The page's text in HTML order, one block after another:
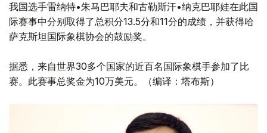
我国选手雷纳特•朱马巴耶夫和古勒斯汗•纳克巴耶娃在此国
际赛事中分别取得了总积分13.5分和11分的成绩，并获得哈
萨克斯坦国际象棋协会的鼓励奖。
据悉，来自世界30多个国家的近百名国际象棋手参加了比
赛。此赛事总奖金为10万美元。（编译：塔布斯）